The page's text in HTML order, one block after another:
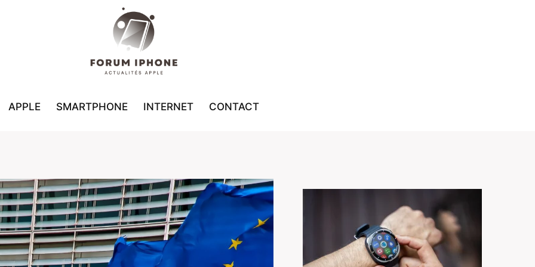
APPLE SMARTPHONE INTERNET CONTACT